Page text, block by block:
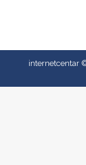
internetcentar